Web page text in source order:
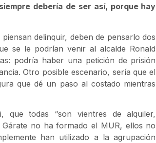
debería de ser así, porque hay
delinquir, deben de pensarlo dos
se le podrían venir al alcalde Ronald
podría haber una petición de prisión
Otro posible escenario, sería que el
que dé un paso al costado mientras
que todas “son vientres de alquiler,
no ha formado el MUR, ellos no
han utilizado a la agrupación